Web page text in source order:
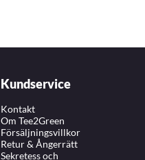
Kundservice
Kontakt
Om Tee2Green
Försäljningsvillkor
Retur & Ångerrätt
Sekretess och